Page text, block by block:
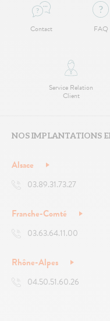
Contact FAQ
Service Relation
Client
NOS IMPLANTATIONS
Alsace
03.89.31.73.27
Franche-Comté
03.63.64.11.00
Rhône-Alpes
04.50.51.60.26